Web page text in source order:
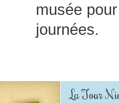
musée
journées.
La Tour